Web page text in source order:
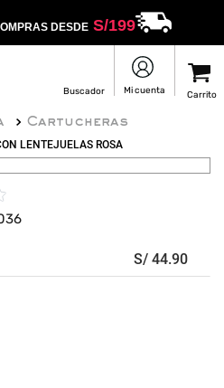
DESDES/199
Cartucheras
LENTEJUELAS ROSA
S/ 44.90